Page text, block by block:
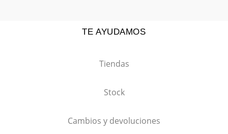
TE AYUDAMOS
Tiendas
Stock
Cambios y devoluciones